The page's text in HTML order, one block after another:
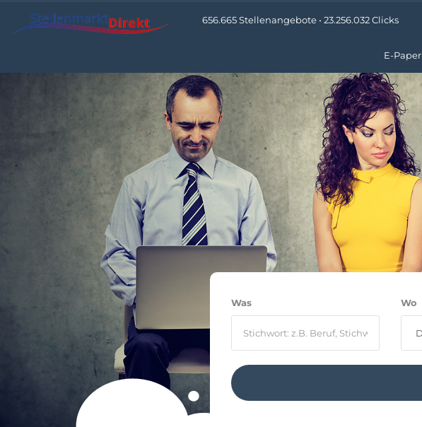
656.665 Stellenangebote • 23.256.032 Clicks
E-Paper
Was Wo